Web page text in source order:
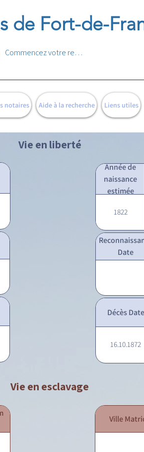
de Fort-de-
notaires Aide à la recherche Liens utiles
Vie en liberté
Année de
naissance
estimée
1822
Date
Décès Date
16.10.1872
Vie en esclavage
Ville